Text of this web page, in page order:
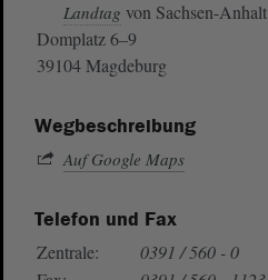
Landtag von Sachsen-Anhalt
Domplatz 6–9
39104 Magdeburg
Wegbeschreibung
Auf Google Maps
Telefon und Fax
Zentrale:
0391 / 560 - 0